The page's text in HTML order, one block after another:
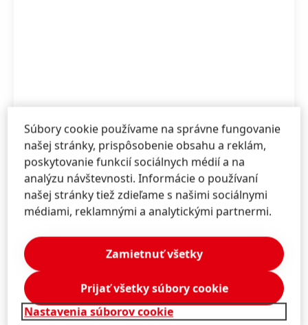
Spoločnosť Henkel rozširuje svoje portfólio
tenkých organických náterov(TOC) o nový
farebný variant.
Súbory cookie používame na správne fungovanie
našej stránky, prispôsobenie obsahu a reklám,
poskytovanie funkcií sociálnych médií a na
analýzu návštevnosti. Informácie o používaní
našej stránky tiež zdieľame s našimi sociálnymi
médiami, reklamnými a analytickými partnermi.
Nastavenia súborov cookie
Zamietnuť všetky
Prijať všetky súbory cookie